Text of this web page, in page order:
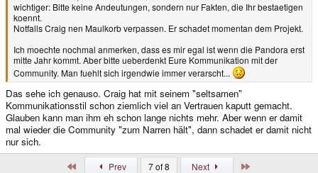
wichtiger: Bitte keine Andeutungen, sondern nur Fakten, die Ihr bestaetigen
koennt.
Notfalls Craig nen Maulkorb verpassen. Er schadet momentan dem Projekt.
Ich moechte nochmal anmerken, dass es mir egal ist wenn die Pandora erst
mitte Jahr kommt. Aber bitte ueberdenkt Eure Kommunikation mit der
Community. Man fuehlt sich irgendwie immer verarscht...
Das sehe ich genauso. Craig hat mit seinem "seltsamen"
Kommunikationsstil schon ziemlich viel an Vertrauen kaputt gemacht.
Glauben kann man ihm eh schon lange nichts mehr. Aber wenn er damit
mal wieder die Community "zum Narren hält", dann schadet er damit nicht
nur sich.
Prev 7 of 8 Next